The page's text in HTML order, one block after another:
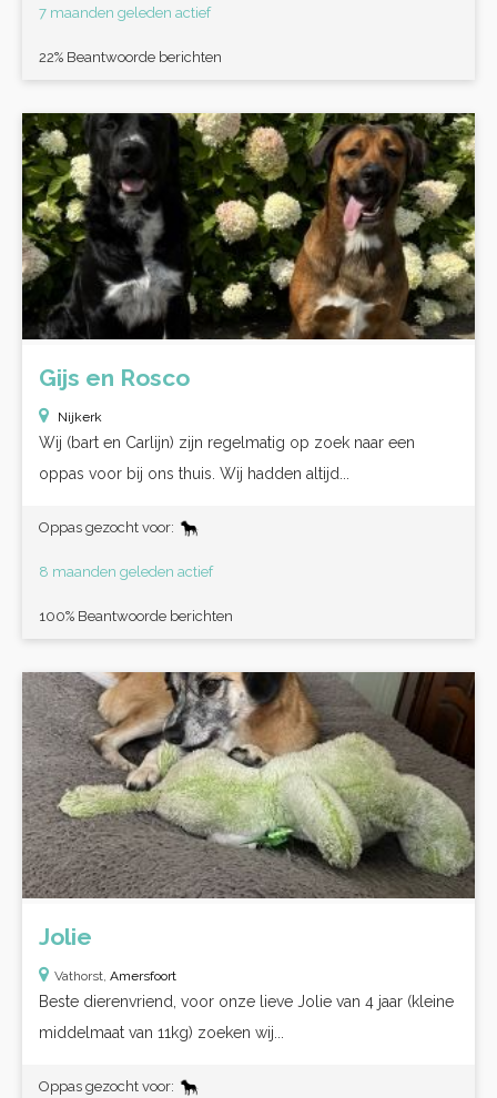
7 maanden geleden actief
22% Beantwoorde berichten
Gijs en Rosco
Nijkerk
Wij (bart en Carlijn) zijn regelmatig op zoek naar een
oppas voor bij ons thuis. Wij hadden altijd...
Oppas gezocht voor:
8 maanden geleden actief
100% Beantwoorde berichten
Jolie
Vathorst, Amersfoort
Beste dierenvriend, voor onze lieve Jolie van 4 jaar (kleine
middelmaat van 11kg) zoeken wij...
Oppas gezocht voor: